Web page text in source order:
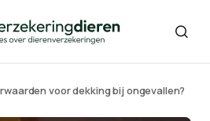
voor dekking bij ongevallen?